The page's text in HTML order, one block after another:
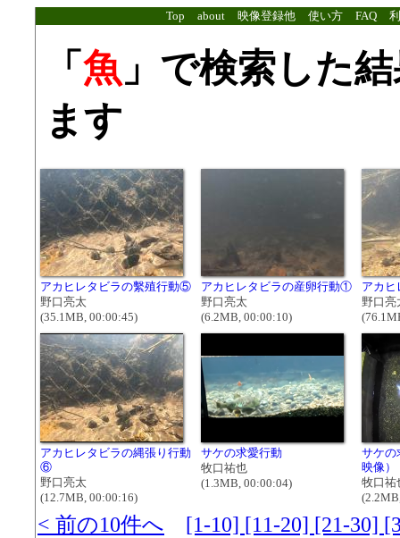
Top about 映像登録他 使い方 FAQ
「 魚 」で検索した
ます
アカヒレタビラの繫殖行動⑤
野口亮太
(35.1MB, 00:00:45)
アカヒレタビラの産卵行動①
野口亮太
(6.2MB, 00:00:10)
アカ
野口亮
アカヒレタビラの縄張り行動
⑥
野口亮太
(12.7MB, 00:00:16)
サケの求愛行動
牧口祐也
(1.3MB, 00:00:04)
サケの
映像）
牧口祐
< 前の10件へ [1-10] [11-20] [21-30]